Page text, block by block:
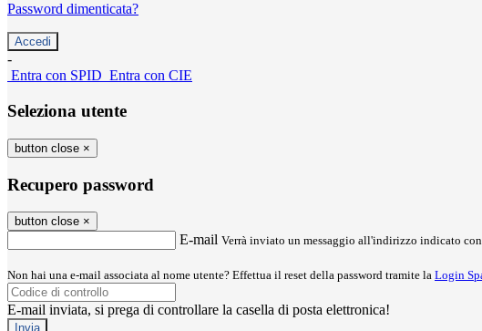
Password dimenticata?
-
Entra con SPID Entra con CIE
Seleziona utente
button close ×
Recupero password
button close ×
E-mail Verrà inviato un messaggio all'indirizzo indicato
Non hai una e-mail associata al nome utente? Effettua il reset della password tramite la Login
E-mail inviata, si prega di controllare la casella di posta elettronica!